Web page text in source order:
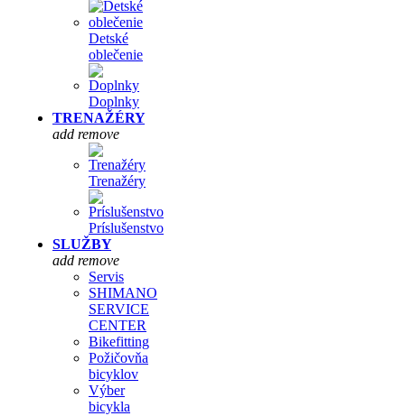
Detské
oblečenie
Doplnky
TRENAŽÉRY
add remove
Trenažéry
Príslušenstvo
SLUŽBY
add remove
Servis
SHIMANO
SERVICE
CENTER
Bikefitting
Požičovňa
bicyklov
Výber
bicykla